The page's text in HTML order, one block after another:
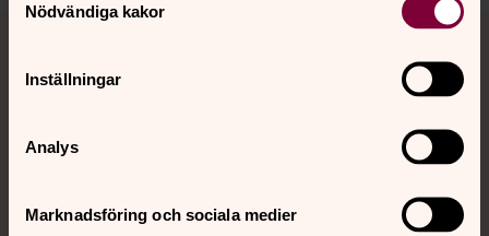
Nödvändiga kakor
Inställningar
Analys
Marknadsföring och sociala medier
Tillbaka till toppen
Tillbaka till innehållet
Kalender